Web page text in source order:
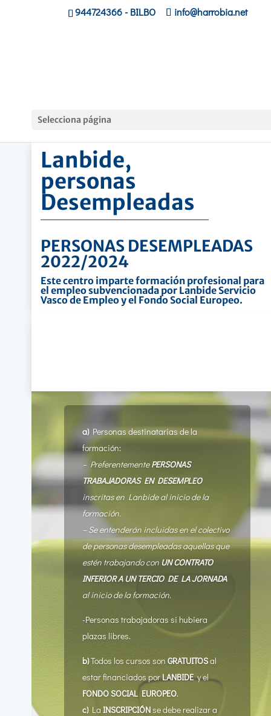
944724366- BILBO info@harrobia.net
Selecciona página
Lanbide,
personas
Desempleadas
PERSONAS DESEMPLEADAS
2022/2024
Este centro imparte formación profesional para
el empleo subvencionada por Lanbide Servicio
Vasco de Empleo y el Fondo Social Europeo.
a)Personas destinatarias de la
formación:
– PreferentementePERSONAS
TRABAJADORAS EN DESEMPLEO
inscritas en Lanbide al inicio de la
formación.
– Se entenderán incluidas en el colectivo
de personas desempleadasaquellas que
estén trabajando con UN CONTRATO
INFERIOR A UN TERCIO DE LA JORNADA
al inicio de la formación.
-Personas trabajadoras si hubiera
plazas libres.
b)Todos los cursos sonGRATUITOSal
estar financiados porLANBIDEy el
FONDO SOCIAL EUROPEO.
c)LaINSCRIPCIÓNse debe realizar a